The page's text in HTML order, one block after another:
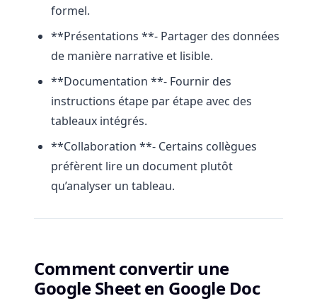
formel.
**Présentations **- Partager des données
de manière narrative et lisible.
**Documentation **- Fournir des
instructions étape par étape avec des
tableaux intégrés.
**Collaboration **- Certains collègues
préfèrent lire un document plutôt
qu’analyser un tableau.
Comment convertir une
Google Sheet en Google Doc